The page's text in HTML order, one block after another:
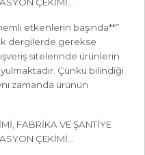
etkenlerin başında**”
dergilerde gerekse
sitelerinde ürünlerin
Çünkü bilindiği
zamanda ürünün
FABRİKA VE ŞANTİYE
ÇEKİMİ...